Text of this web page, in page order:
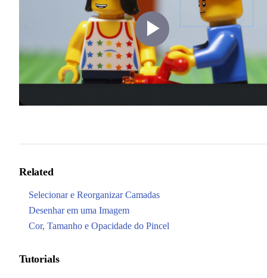
Play
Video
Related
Selecionar e Reorganizar Camadas
Desenhar em uma Imagem
Cor, Tamanho e Opacidade do Pincel
Tutorials